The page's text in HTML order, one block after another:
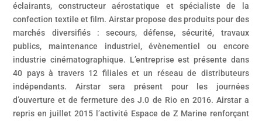
éclairants, constructeur aérostatique et spécialiste de la
confection textile et film. Airstar propose des produits pour des
marchés diversifiés : secours, défense, sécurité, travaux
publics, maintenance industriel, évènementiel ou encore
industrie cinématographique. L’entreprise est présente dans
40 pays à travers 12 filiales et un réseau de distributeurs
indépendants. Airstar sera présent pour les journées
d’ouverture et de fermeture des J.0 de Rio en 2016. Airstar a
repris en juillet 2015 l’activité Espace de Z Marine renforçant